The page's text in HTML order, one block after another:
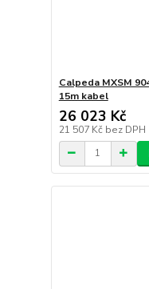
Calpeda MXSM
15m kabel
26 023 Kč
21 507 Kč bez DPH